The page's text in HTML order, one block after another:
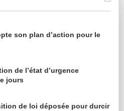
son plan d’action pour le
de l’état d’urgence
jours
de loi déposée pour durcir